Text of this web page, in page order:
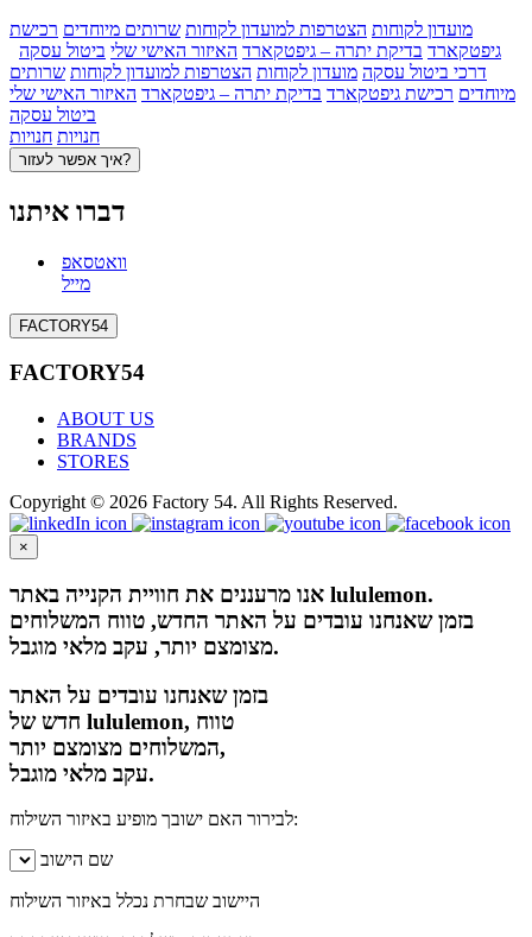
מועדון לקוחות הצטרפות למועדון לקוחות שרותים מיוחדים רכישת
גיפטקארד בדיקת יתרה – גיפטקארד האיזור האישי שלי ביטול עסקה
דרכי ביטול עסקה מועדון לקוחות הצטרפות למועדון לקוחות שרותים
מיוחדים רכישת גיפטקארד בדיקת יתרה – גיפטקארד האיזור האישי שלי
ביטול עסקה
חנויות חנויות
איך אפשר לעזור?
דברו איתנו
וואטסאפ
מייל
FACTORY54
FACTORY54
ABOUT US
BRANDS
STORES
Copyright © 2026 Factory 54. All Rights Reserved.
×
אנו מרעננים את חוויית הקנייה באתר lululemon.
בזמן שאנחנו עובדים על האתר החדש, טווח המשלוחים
מצומצם יותר, עקב מלאי מוגבל.
בזמן שאנחנו עובדים על האתר
חדש של lululemon, טווח
המשלוחים מצומצם יותר,
עקב מלאי מוגבל.
לבירור האם ישובך מופיע באיזור השילוח:
שם הישוב
היישוב שבחרת נכלל באיזור השילוח